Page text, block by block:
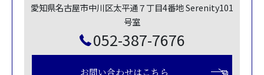
愛知県名古屋市中川区太平通７丁目4番地 Serenity101
号室
052-387-7676
お問い合わせはこちら